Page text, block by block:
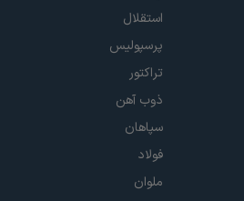
استقلال
پرسپولیس
تراکتور
ذوب آهن
سپاهان
فولاد
ملوان